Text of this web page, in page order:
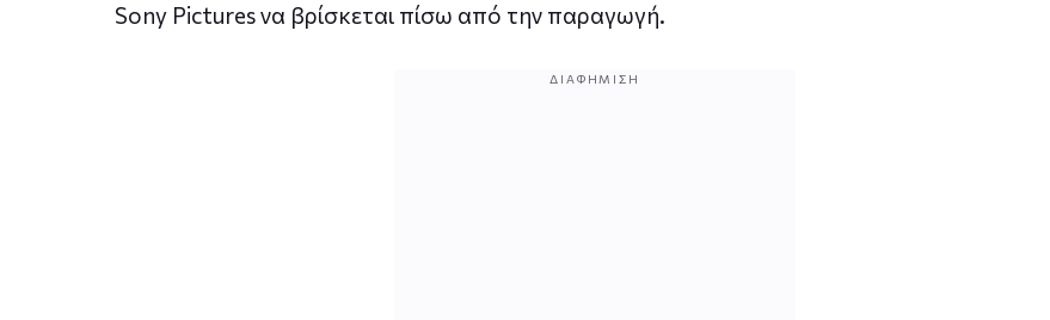
Sony Pictures να βρίσκεται πίσω από την παραγωγή.
ΔΙΑΦΉΜΙΣΗ